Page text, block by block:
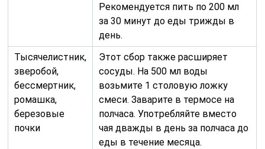
Рекомендуется пить по 200 мл
за 30 минут до еды трижды в
день.
Тысячелистник,
зверобой,
бессмертник,
ромашка,
березовые
почки
Этот сбор также расширяет
сосуды. На 500 мл воды
возьмите 1 столовую ложку
смеси. Заварите в термосе на
полчаса. Употребляйте вместо
чая дважды в день за полчаса до
еды в течение месяца.